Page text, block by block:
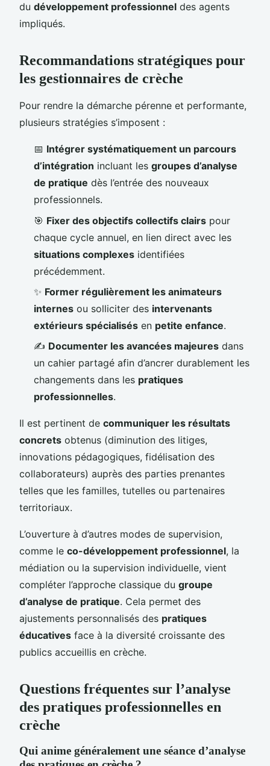
du développement professionnel des agents
impliqués.
Recommandations stratégiques pour
les gestionnaires de crèche
Pour rendre la démarche pérenne et performante,
plusieurs stratégies s’imposent :
📅 Intégrer systématiquement un parcours
d’intégration incluant les groupes d’analyse
de pratique dès l’entrée des nouveaux
professionnels.
🎯 Fixer des objectifs collectifs clairs pour
chaque cycle annuel, en lien direct avec les
situations complexes identifiées
précédemment.
✨ Former régulièrement les animateurs
internes ou solliciter des intervenants
extérieurs spécialisés en petite enfance.
✍️ Documenter les avancées majeures dans
un cahier partagé afin d’ancrer durablement les
changements dans les pratiques
professionnelles.
Il est pertinent de communiquer les résultats
concrets obtenus (diminution des litiges,
innovations pédagogiques, fidélisation des
collaborateurs) auprès des parties prenantes
telles que les familles, tutelles ou partenaires
territoriaux.
L’ouverture à d’autres modes de supervision,
comme le co-développement professionnel, la
médiation ou la supervision individuelle, vient
compléter l’approche classique du groupe
d’analyse de pratique. Cela permet des
ajustements personnalisés des pratiques
éducatives face à la diversité croissante des
publics accueillis en crèche.
Questions fréquentes sur l’analyse
des pratiques professionnelles en
crèche
Qui anime généralement une séance d’analyse